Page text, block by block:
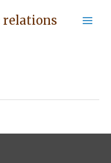
relations